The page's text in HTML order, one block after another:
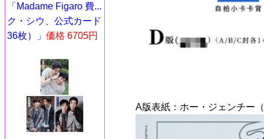
「Madame Figaro 費...
ク・シウ、公式カード
36枚）」 価格 6705円
A版表紙：ホー・ジェンチー